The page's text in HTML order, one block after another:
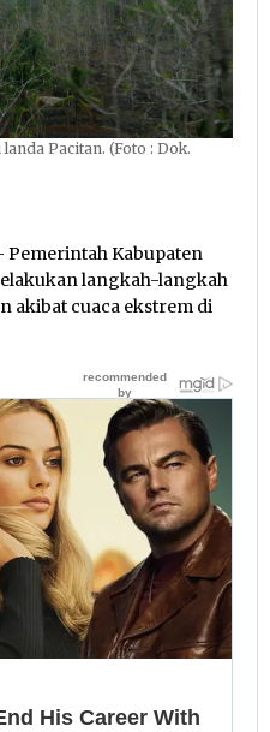
Pacitan. (Foto : Dok.
Pemerintah Kabupaten
langkah-langkah
akibat cuaca ekstrem di